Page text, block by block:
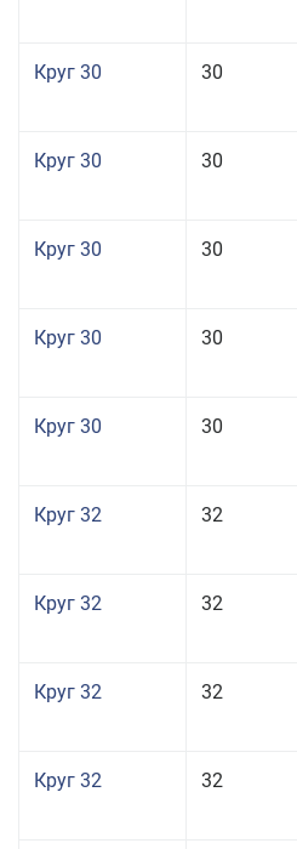
Круг 30 30
Круг 30 30
Круг 30 30
Круг 30 30
Круг 30 30
Круг 32 32
Круг 32 32
Круг 32 32
Круг 32 32